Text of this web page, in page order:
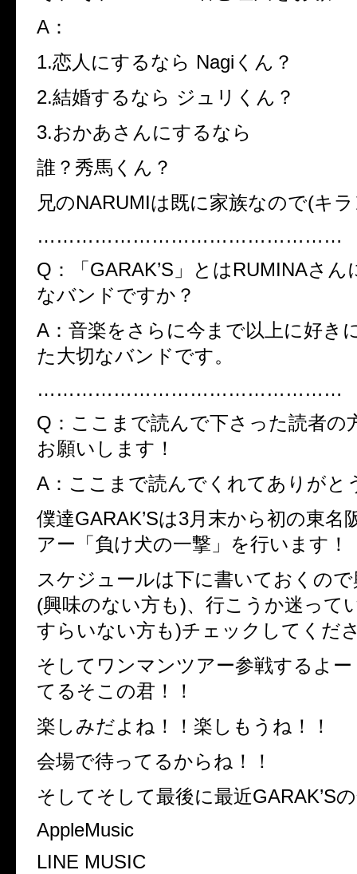
A：
1.恋人にするなら Nagi くん？
2.結婚するなら ジュリくん？
3.おかあさんにするなら
誰？秀馬くん？
兄のNARUMIは既に家族なので(キ
…………………………………………
Q：「GARAK’S」とはRUMINAさ
なバンドですか？
A：音楽をさらに今まで以上に好き
た大切なバンドです。
…………………………………………
Q：ここまで読んで下さった読者の
お願いします！
A：ここまで読んでくれてありがと
僕達GARAK’Sは3月末から初の東名
アー「負け犬の一撃」を行います！
スケジュールは下に書いておくの
(興味のない方も)、行こうか迷って
すらいない方も)チェックしてくだ
そしてワンマンツアー参戦するよ
てるそこの君！！
楽しみだよね！！楽しもうね！！
会場で待ってるからね！！
そしてそして最後に最近GARAK’S
AppleMusic
LINE MUSIC